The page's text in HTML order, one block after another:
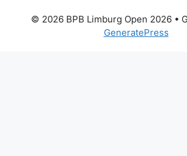
© 2026 BPB Limburg Open 2026•
GeneratePress